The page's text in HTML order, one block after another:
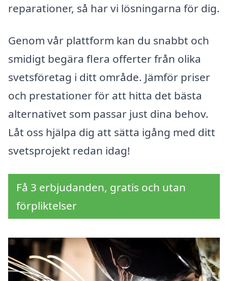
reparationer, så har vi lösningarna för dig.
Genom vår plattform kan du snabbt och
smidigt begära flera offerter från olika
svetsföretag i ditt område. Jämför priser
och prestationer för att hitta det bästa
alternativet som passar just dina behov.
Låt oss hjälpa dig att sätta igång med ditt
svetsprojekt redan idag!
Få 3 erbjudanden, gratis och utan
förpliktelser